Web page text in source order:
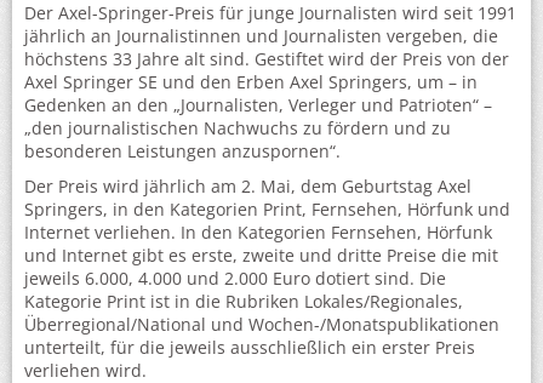
Der Axel-Springer-Preis für junge Journalisten wird seit 1991
jährlich an Journalistinnen und Journalisten vergeben, die
höchstens 33 Jahre alt sind. Gestiftet wird der Preis von der
Axel Springer SE und den Erben Axel Springers, um – in
Gedenken an den „Journalisten, Verleger und Patrioten“ –
„den journalistischen Nachwuchs zu fördern und zu
besonderen Leistungen anzuspornen“.
Der Preis wird jährlich am 2. Mai, dem Geburtstag Axel
Springers, in den Kategorien Print, Fernsehen, Hörfunk und
Internet verliehen. In den Kategorien Fernsehen, Hörfunk
und Internet gibt es erste, zweite und dritte Preise die mit
jeweils 6.000, 4.000 und 2.000 Euro dotiert sind. Die
Kategorie Print ist in die Rubriken Lokales/Regionales,
Überregional/National und Wochen-/Monatspublikationen
unterteilt, für die jeweils ausschließlich ein erster Preis
verliehen wird.